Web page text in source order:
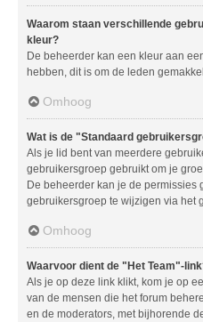
Waarom staan verschillende
kleur?
De beheerder kan een kleur aan
hebben, dit is om de leden
Omhoog
Wat is de "Standaard
Als je lid bent van meerdere
gebruikersgroep gebruikt om je
De beheerder kan je de permissies
gebruikersgroep te wijzigen via het
Omhoog
Waarvoor dient de "Het Team"-
Als je op deze link klikt, kom je op
van de mensen die het forum
en de moderators, met bijhorende